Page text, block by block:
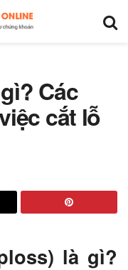
Các
cắt lỗ
là gì?